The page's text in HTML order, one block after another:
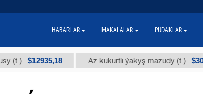
$12935,18 Az kükürtli ýakyş mazudy (t.) $300
HABARLAR MAKALALAR PUDAKLAR